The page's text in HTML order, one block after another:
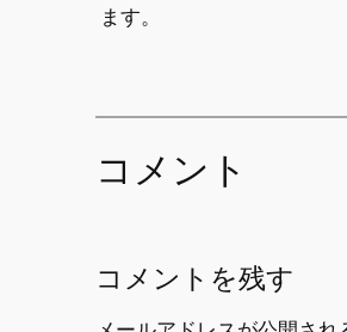
ます。
コメント
コメントを残す